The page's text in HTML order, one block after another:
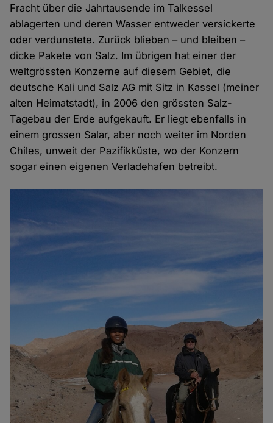
Fracht über die Jahrtausende im Talkessel
ablagerten und deren Wasser entweder versickerte
oder verdunstete. Zurück blieben – und bleiben –
dicke Pakete von Salz. Im übrigen hat einer der
weltgrössten Konzerne auf diesem Gebiet, die
deutsche Kali und Salz AG mit Sitz in Kassel (meiner
alten Heimatstadt), in 2006 den grössten Salz-
Tagebau der Erde aufgekauft. Er liegt ebenfalls in
einem grossen Salar, aber noch weiter im Norden
Chiles, unweit der Pazifikküste, wo der Konzern
sogar einen eigenen Verladehafen betreibt.